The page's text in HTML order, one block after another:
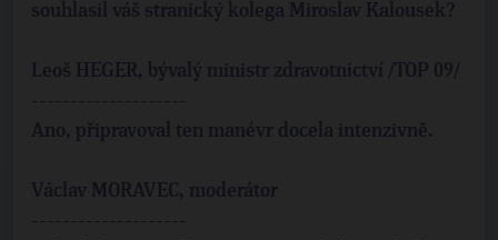
souhlasil váš stranický kolega Miroslav Kalousek?
Leoš HEGER, bývalý ministr zdravotnictví /TOP 09/
--------------------
Ano, připravoval ten manévr docela intenzivně.
Václav MORAVEC, moderátor
--------------------